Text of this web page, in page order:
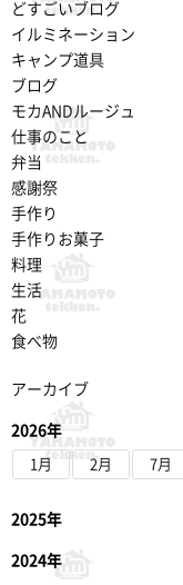
どすごいブログ
イルミネーション
キャンプ道具
ブログ
モカANDルージュ
仕事のこと
弁当
感謝祭
手作り
手作りお菓子
料理
生活
花
食べ物
アーカイブ
2026年
1月 2月 7月
2025年
2024年